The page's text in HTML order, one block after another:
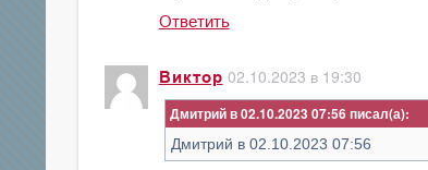
Ответить
Виктор 02.10.2023 в 19:30
Дмитрий в 02.10.2023 07:56
Дмитрий в 02.10.2023 07:56